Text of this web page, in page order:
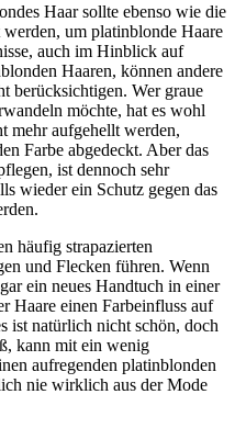
Haar sollte ebenso wie die
werden, um platinblonde Haare
auch im Hinblick auf
Haaren, können andere
berücksichtigen. Wer graue
möchte, hat es wohl
mehr aufgehellt werden,
Farbe abgedeckt. Aber das
ist dennoch sehr
wieder ein Schutz gegen das
häufig strapazierten
und Flecken führen. Wenn
ein neues Handtuch in einer
Haare einen Farbeinfluss auf
ist natürlich nicht schön, doch
kann mit ein wenig
aufregenden platinblonden
nie wirklich aus der Mode